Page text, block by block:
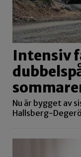
Intensiv
Nu är bygget av
Hallsberg-